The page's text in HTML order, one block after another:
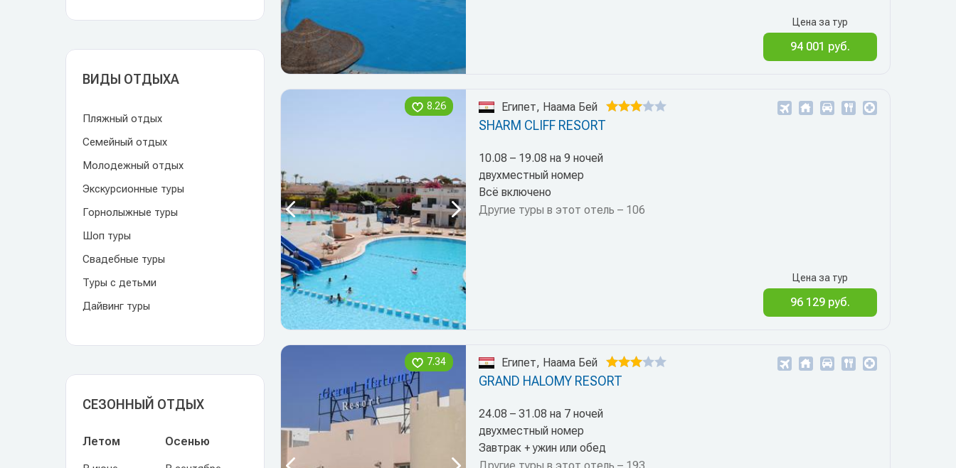
ВИДЫ ОТДЫХА
Пляжный отдых
Семейный отдых
Молодежный отдых
Экскурсионные туры
Горнолыжные туры
Шоп туры
Свадебные туры
Туры с детьми
Дайвинг туры
СЕЗОННЫЙ ОТДЫХ
Летом Осенью
Цена за тур
94 001 руб.
8.26 Египет, Наама Бей
SHARM CLIFF RESORT
10.08 – 19.08 на 9 ночей
двухместный номер
Всё включено
Другие туры в этот отель – 106
Цена за тур
96 129 руб.
7.34 Египет, Наама Бей
GRAND HALOMY RESORT
24.08 – 31.08 на 7 ночей
двухместный номер
Завтрак + ужин или обед